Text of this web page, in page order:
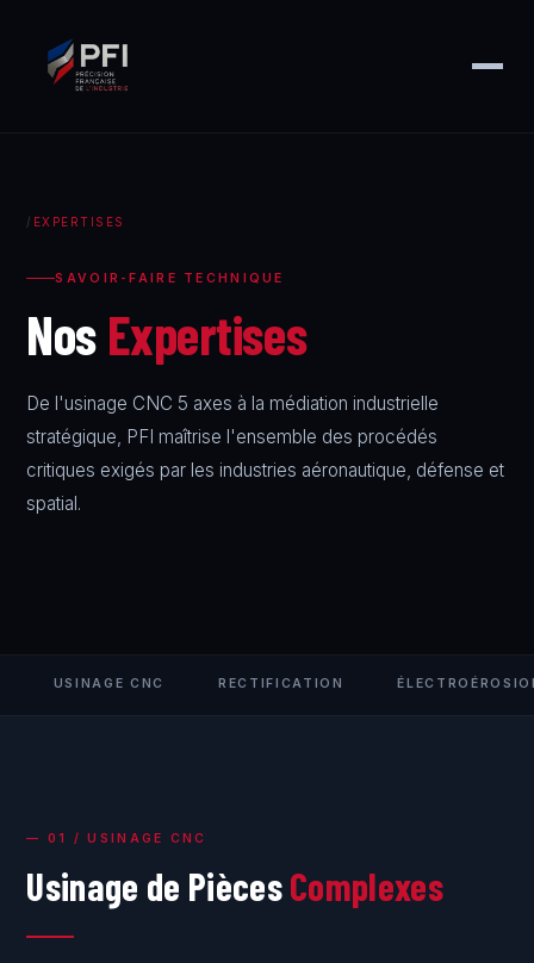
/ EXPERTISES
SAVOIR-FAIRE TECHNIQUE
Nos Expertises
De l'usinage CNC 5 axes à la médiation industrielle
stratégique, PFI maîtrise l'ensemble des procédés
critiques exigés par les industries aéronautique, défense et
spatial.
USINAGE CNC RECTIFICATION
— 01 / USINAGE CNC
Usinage de PiècesComplexes